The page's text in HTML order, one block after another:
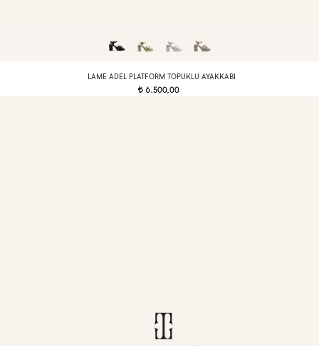
LAME ADEL PLATFORM TOPUKLU AYAKKABI
t 6.500,00